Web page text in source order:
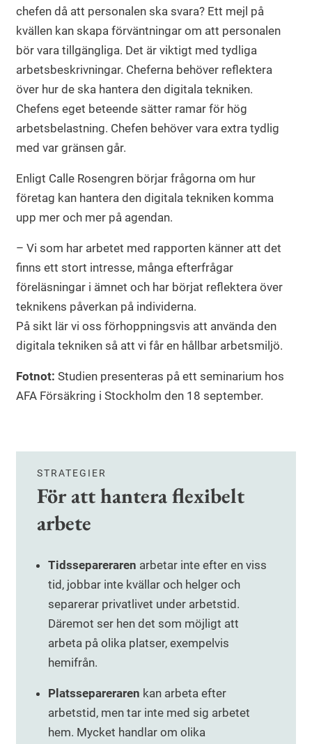
chefen då att personalen ska svara? Ett mejl på
kvällen kan skapa förväntningar om att personalen
bör vara tillgängliga. Det är viktigt med tydliga
arbetsbeskrivningar. Cheferna behöver reflektera
över hur de ska hantera den digitala tekniken.
Chefens eget beteende sätter ramar för hög
arbetsbelastning. Chefen behöver vara extra tydlig
med var gränsen går.
Enligt Calle Rosengren börjar frågorna om hur
företag kan hantera den digitala tekniken komma
upp mer och mer på agendan.
– Vi som har arbetet med rapporten känner att det
finns ett stort intresse, många efterfrågar
föreläsningar i ämnet och har börjat reflektera över
teknikens påverkan på individerna.
På sikt lär vi oss förhoppningsvis att använda den
digitala tekniken så att vi får en hållbar arbetsmiljö.
Fotnot: Studien presenteras på ett seminarium hos
AFA Försäkring i Stockholm den 18 september.
STRATEGIER
För att hantera flexibelt
arbete
Tidssepareraren arbetar inte efter en viss
tid, jobbar inte kvällar och helger och
separerar privatlivet under arbetstid.
Däremot ser hen det som möjligt att
arbeta på olika platser, exempelvis
hemifrån.
Platssepareraren kan arbeta efter
arbetstid, men tar inte med sig arbetet
hem. Mycket handlar om olika